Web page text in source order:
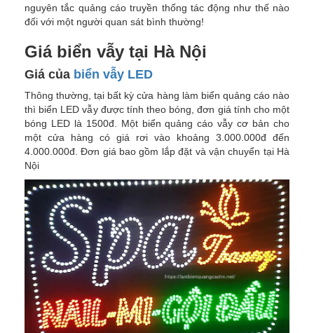
nguyên tắc quảng cáo truyền thống tác động như thế nào
đối với một người quan sát bình thường!
Giá biển vẫy tại Hà Nội
Giá của biển vẫy LED
Thông thường, tại bất kỳ cửa hàng làm biển quảng cáo nào
thì biển LED vẫy được tính theo bóng, đơn giá tính cho một
bóng LED là 1500đ. Một biển quảng cáo vẫy cơ bản cho
một cửa hàng có giá rơi vào khoảng 3.000.000đ đến
4.000.000đ. Đơn giá bao gồm lắp đặt và vận chuyển tại Hà
Nội